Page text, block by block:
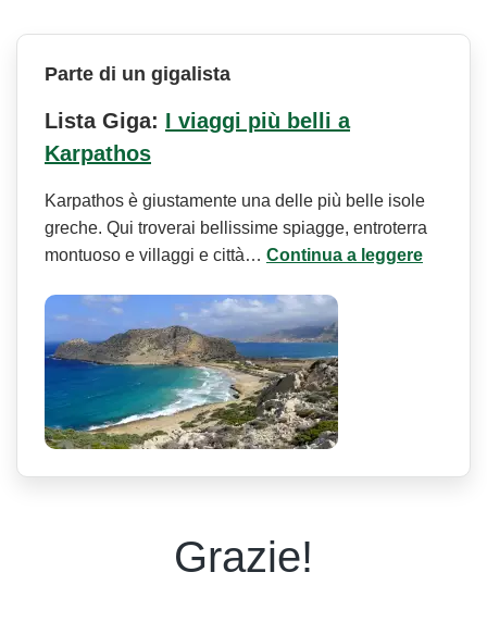
Parte di un gigalista
Lista Giga: I viaggi più belli a
Karpathos
Karpathos è giustamente una delle più belle isole
greche. Qui troverai bellissime spiagge, entroterra
montuoso e villaggi e città… Continua a leggere
Grazie!